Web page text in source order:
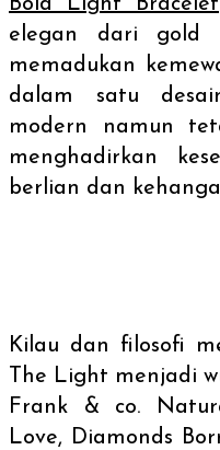
elegan dari gold
memadukan
dalam satu
modern namun
menghadirkan
berlian dan
Kilau dan filosofi
The Light menjadi
Frank & co.
Love, Diamonds